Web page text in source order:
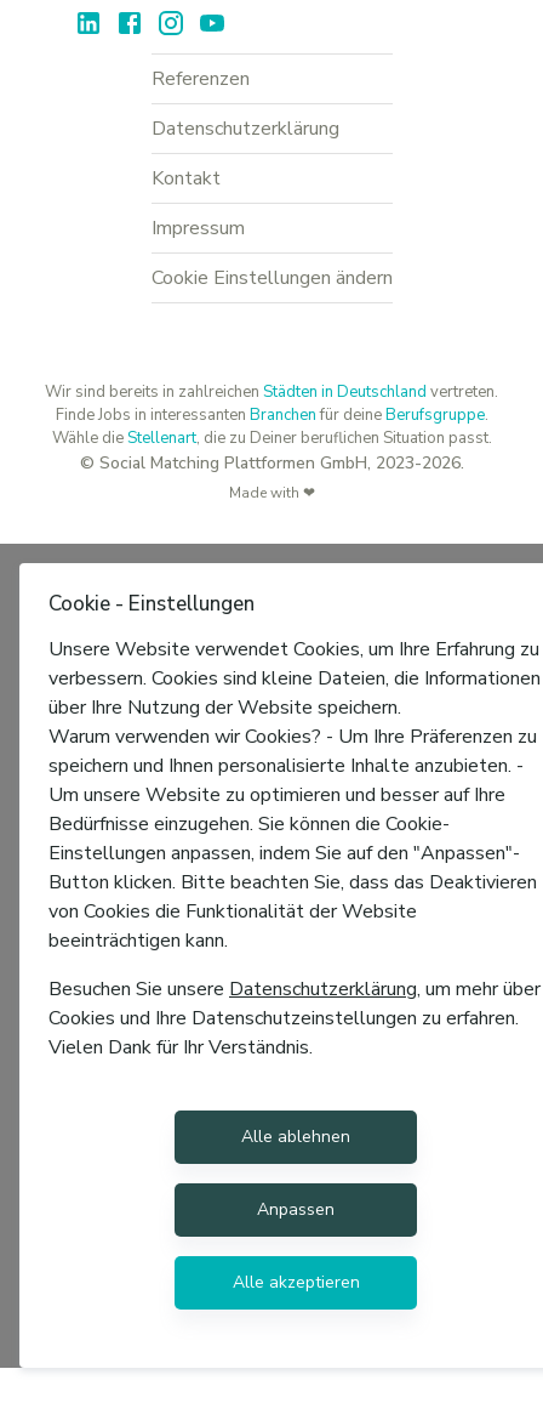
Referenzen
Datenschutzerklärung
Kontakt
Impressum
Cookie Einstellungen ändern
Wir sind bereits in zahlreichen Städten in Deutschland vertreten.
Finde Jobs in interessanten Branchenfür deineBerufsgruppe.
Wähle dieStellenart, die zu Deiner beruflichen Situation passt.
© Social Matching Plattformen GmbH, 2023-2026.
Made with ❤
Cookie - Einstellungen
Unsere Website verwendet Cookies, um Ihre Erfahrung zu
verbessern. Cookies sind kleine Dateien, die Informationen
über Ihre Nutzung der Website speichern.
Warum verwenden wir Cookies? - Um Ihre Präferenzen zu
speichern und Ihnen personalisierte Inhalte anzubieten. -
Um unsere Website zu optimieren und besser auf Ihre
Bedürfnisse einzugehen. Sie können die Cookie-
Einstellungen anpassen, indem Sie auf den "Anpassen"-
Button klicken. Bitte beachten Sie, dass das Deaktivieren
von Cookies die Funktionalität der Website
beeinträchtigen kann.
Besuchen Sie unsere Datenschutzerklärung, um mehr über
Cookies und Ihre Datenschutzeinstellungen zu erfahren.
Vielen Dank für Ihr Verständnis.
Alle ablehnen
Anpassen
Alle akzeptieren